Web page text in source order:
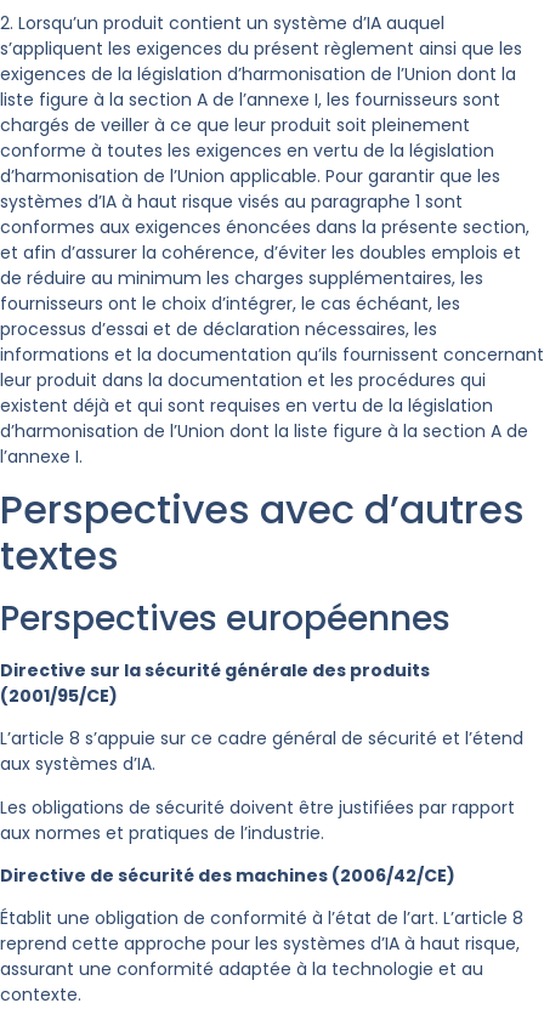
2. Lorsqu’un produit contient un système d’IA auquel
s’appliquent les exigences du présent règlement ainsi que les
exigences de la législation d’harmonisation de l’Union dont la
liste figure à la section A de l’annexe I, les fournisseurs sont
chargés de veiller à ce que leur produit soit pleinement
conforme à toutes les exigences en vertu de la législation
d’harmonisation de l’Union applicable. Pour garantir que les
systèmes d’IA à haut risque visés au paragraphe 1 sont
conformes aux exigences énoncées dans la présente section,
et afin d’assurer la cohérence, d’éviter les doubles emplois et
de réduire au minimum les charges supplémentaires, les
fournisseurs ont le choix d’intégrer, le cas échéant, les
processus d’essai et de déclaration nécessaires, les
informations et la documentation qu’ils fournissent concernant
leur produit dans la documentation et les procédures qui
existent déjà et qui sont requises en vertu de la législation
d’harmonisation de l’Union dont la liste figure à la section A de
l’annexe I.
Perspectives avec d’autres
textes
Perspectives européennes
Directive sur la sécurité générale des produits
(2001/95/CE)
L’article 8 s’appuie sur ce cadre général de sécurité et l’étend
aux systèmes d’IA.
Les obligations de sécurité doivent être justifiées par rapport
aux normes et pratiques de l’industrie.
Directive de sécurité des machines (2006/42/CE)
Établit une obligation de conformité à l’état de l’art. L’article 8
reprend cette approche pour les systèmes d’IA à haut risque,
assurant une conformité adaptée à la technologie et au
contexte.